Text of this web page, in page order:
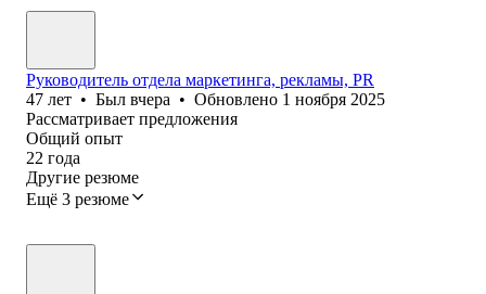
Руководитель отдела маркетинга, рекламы, PR
47 лет • Был вчера • Обновлено 1 ноября 2025
Рассматривает предложения
Общий опыт
22 года
Другие резюме
Ещё 3 резюме